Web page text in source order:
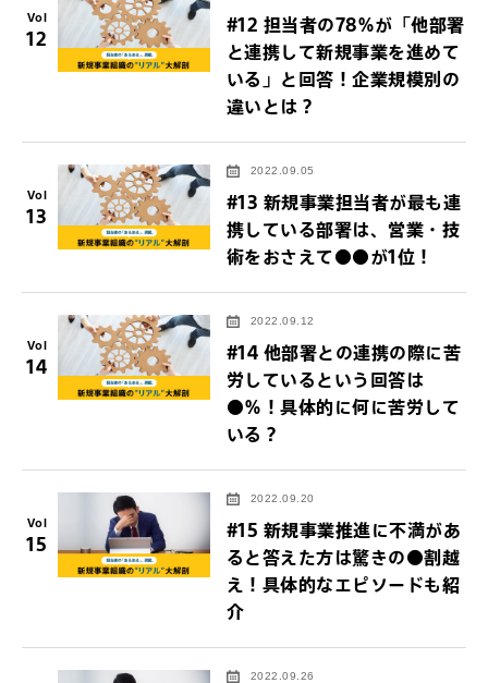
Vol
12
#12 担当者の78％が「他部署
と連携して新規事業を進めて
いる」と回答！企業規模別の
違いとは？
Vol
13
2022.09.05
#13 新規事業担当者が最も連
携している部署は、営業・技
術をおさえて●●が1位！
Vol
14
2022.09.12
#14 他部署との連携の際に苦
労しているという回答は
●％！具体的に何に苦労して
いる？
Vol
15
2022.09.20
#15 新規事業推進に不満があ
ると答えた方は驚きの●割越
え！具体的なエピソードも紹
介
2022.09.26